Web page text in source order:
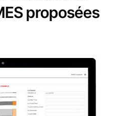
proposées